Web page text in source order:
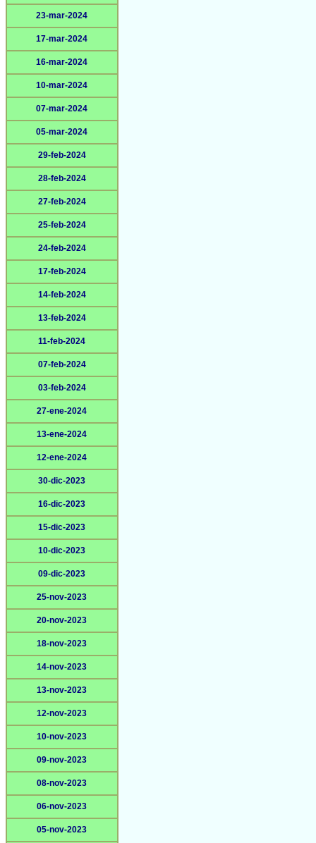
23-mar-2024
17-mar-2024
16-mar-2024
10-mar-2024
07-mar-2024
05-mar-2024
29-feb-2024
28-feb-2024
27-feb-2024
25-feb-2024
24-feb-2024
17-feb-2024
14-feb-2024
13-feb-2024
11-feb-2024
07-feb-2024
03-feb-2024
27-ene-2024
13-ene-2024
12-ene-2024
30-dic-2023
16-dic-2023
15-dic-2023
10-dic-2023
09-dic-2023
25-nov-2023
20-nov-2023
18-nov-2023
14-nov-2023
13-nov-2023
12-nov-2023
10-nov-2023
09-nov-2023
08-nov-2023
06-nov-2023
05-nov-2023